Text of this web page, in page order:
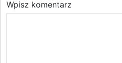
Wpisz komentarz